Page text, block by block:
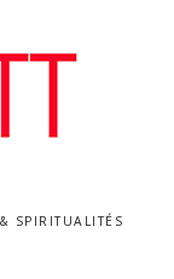
SPIRITUALITÉS